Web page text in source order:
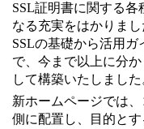
SSL証明書に関する
なる充実をはかりまし
SSLの基礎から活用
で、今まで以上に分
して構築いたしました
新ホームページでは
側に配置し、目的と